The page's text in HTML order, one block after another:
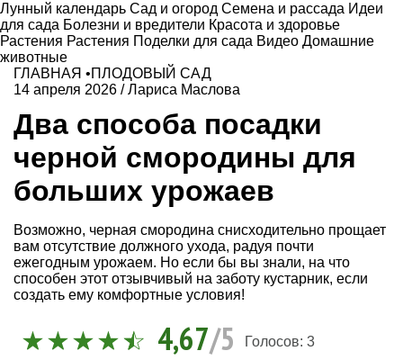
Лунный календарь Сад и огород Семена и рассада Идеи
для сада Болезни и вредители Красота и здоровье
Растения Растения Поделки для сада Видео Домашние
животные
ГЛАВНАЯ •ПЛОДОВЫЙ САД
14 апреля 2026 /Лариса Маслова
Два способа посадки
черной смородины для
больших урожаев
Возможно, черная смородина снисходительно прощает
вам отсутствие должного ухода, радуя почти
ежегодным урожаем. Но если бы вы знали, на что
способен этот отзывчивый на заботу кустарник, если
создать ему комфортные условия!
4,67/5 Голосов: 3